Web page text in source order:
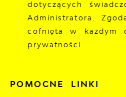
POMOCNE LINKI
dotyczących
Administratora.
cofnięta w każdym
prywatności